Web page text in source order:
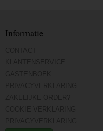
Informatie